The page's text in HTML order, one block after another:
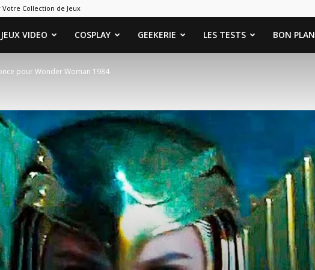
Votre Collection de Jeux
JEUX VIDEO COSPLAY GEEKERIE LES TESTS BON PLAN
pour Wonder Woman 1984